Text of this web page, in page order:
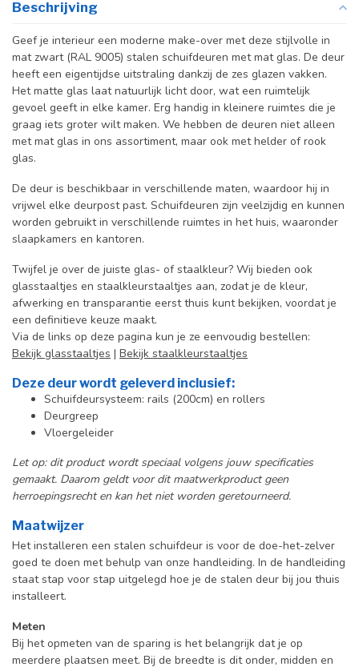
Beschrijving
Geef je interieur een moderne make-over met deze stijlvolle in
mat zwart (RAL 9005) stalen schuifdeuren met mat glas. De deur
heeft een eigentijdse uitstraling dankzij de zes glazen vakken.
Het matte glas laat natuurlijk licht door, wat een ruimtelijk
gevoel geeft in elke kamer. Erg handig in kleinere ruimtes die je
graag iets groter wilt maken. We hebben de deuren niet alleen
met mat glas in ons assortiment, maar ook met helder of rook
glas.
De deur is beschikbaar in verschillende maten, waardoor hij in
vrijwel elke deurpost past. Schuifdeuren zijn veelzijdig en kunnen
worden gebruikt in verschillende ruimtes in het huis, waaronder
slaapkamers en kantoren.
Twijfel je over de juiste glas- of staalkleur? Wij bieden ook
glasstaaltjes en staalkleurstaaltjes aan, zodat je de kleur,
afwerking en transparantie eerst thuis kunt bekijken, voordat je
een definitieve keuze maakt.
Via de links op deze pagina kun je ze eenvoudig bestellen:
Bekijk glasstaaltjes | Bekijk staalkleurstaaltjes
Deze deur wordt geleverd inclusief:
Schuifdeursysteem: rails (200cm) en rollers
Deurgreep
Vloergeleider
Let op: dit product wordt speciaal volgens jouw specificaties
gemaakt. Daarom geldt voor dit maatwerkproduct geen
herroepingsrecht en kan het niet worden geretourneerd.
Maatwijzer
Het installeren een stalen schuifdeur is voor de doe-het-zelver
goed te doen met behulp van onze handleiding. In de handleiding
staat stap voor stap uitgelegd hoe je de stalen deur bij jou thuis
installeert.
Meten
Bij het opmeten van de sparing is het belangrijk dat je op
meerdere plaatsen meet. Bij de breedte is dit onder, midden en